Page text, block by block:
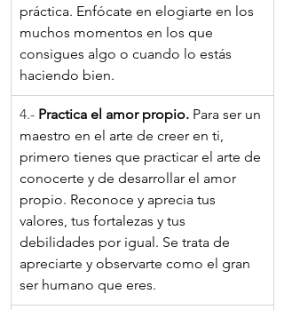
práctica. Enfócate en elogiarte en los
muchos momentos en los que
consigues algo o cuando lo estás
haciendo bien.
4.- Practica el amor propio. Para ser un
maestro en el arte de creer en ti,
primero tienes que practicar el arte de
conocerte y de desarrollar el amor
propio. Reconoce y aprecia tus
valores, tus fortalezas y tus
debilidades por igual. Se trata de
apreciarte y observarte como el gran
ser humano que eres.